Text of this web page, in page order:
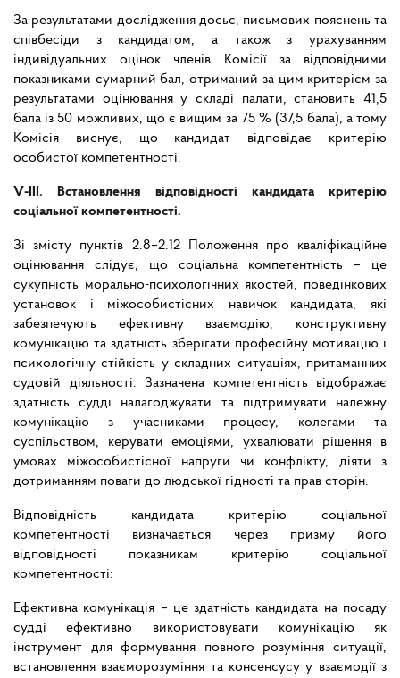
За результатами дослідження досьє, письмових пояснень та
співбесіди з кандидатом, а також з урахуванням
індивідуальних оцінок членів Комісії за відповідними
показниками сумарний бал, отриманий за цим критерієм за
результатами оцінювання у складі палати, становить 41,5
бала із 50 можливих, що є вищим за 75 % (37,5 бала), а тому
Комісія виснує, що кандидат відповідає критерію
особистої компетентності.
V-ІІІ. Встановлення відповідності кандидата критерію
соціальної компетентності.
Зі змісту пунктів 2.8–2.12 Положення про кваліфікаційне
оцінювання слідує, що соціальна компетентність – це
сукупність морально-психологічних якостей, поведінкових
установок і міжособистісних навичок кандидата, які
забезпечують ефективну взаємодію, конструктивну
комунікацію та здатність зберігати професійну мотивацію і
психологічну стійкість у складних ситуаціях, притаманних
судовій діяльності. Зазначена компетентність відображає
здатність судді налагоджувати та підтримувати належну
комунікацію з учасниками процесу, колегами та
суспільством, керувати емоціями, ухвалювати рішення в
умовах міжособистісної напруги чи конфлікту, діяти з
дотриманням поваги до людської гідності та прав сторін.
Відповідність кандидата критерію соціальної
компетентності визначається через призму його
відповідності показникам критерію соціальної
компетентності:
Ефективна комунікація – це здатність кандидата на посаду
судді ефективно використовувати комунікацію як
інструмент для формування повного розуміння ситуації,
встановлення взаєморозуміння та консенсусу у взаємодії з